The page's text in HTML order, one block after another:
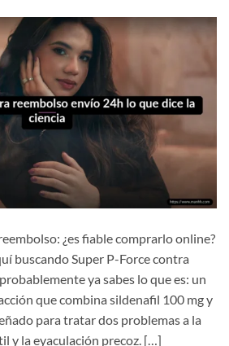
¿es fiable comprarlo online?
buscando Super P-Force contra
ya sabes lo que es: un
que combina sildenafil 100 mg y
para tratar dos problemas a la
y la eyaculación precoz. […]